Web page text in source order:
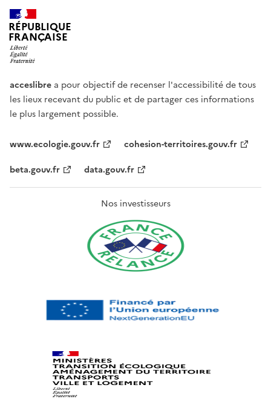
RÉPUBLIQUE
FRANÇAISE
acceslibre a pour objectif de recenser l'accessibilité de tous
les lieux recevant du public et de partager ces informations
le plus largement possible.
www.ecologie.gouv.fr
cohesion-territoires.gouv.fr
beta.gouv.fr
data.gouv.fr
Nos investisseurs